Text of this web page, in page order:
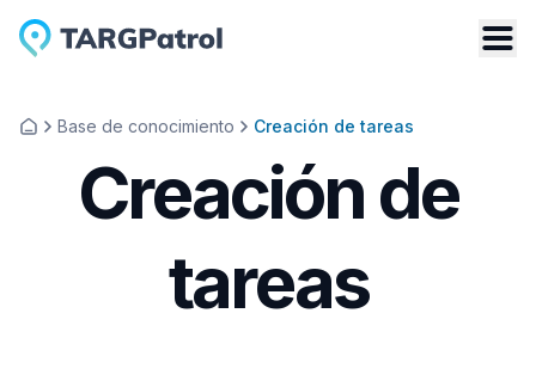
Base de conocimiento Creación de tareas
Creación de
tareas